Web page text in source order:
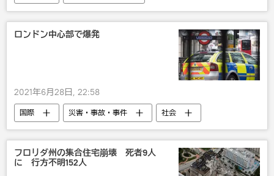
ロンドン中心部で爆発
2021年6月28日, 22:58
国際 災害・事故・事件
社会
英国
爆発
フロリダ州の集合住宅崩壊 死者9人
に 行方不明152人